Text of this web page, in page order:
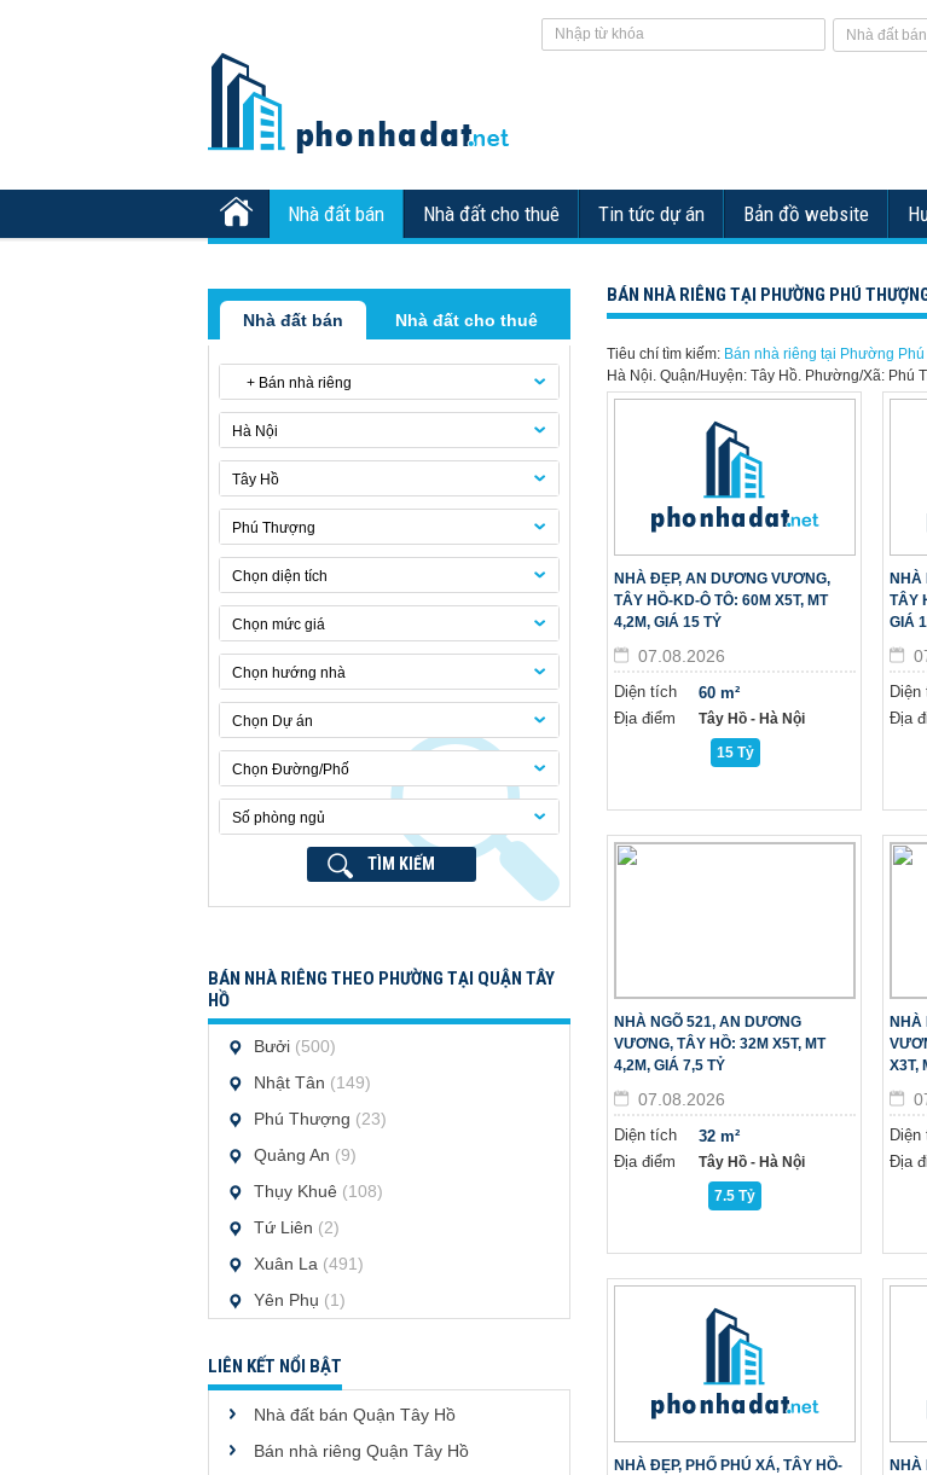
Nhà đất bán
Nhà đất bán Nhà đất cho thuê Tin tức dự án Bản đồ website
Nhà đất bán Nhà đất cho thuê
+ Bán nhà riêng
Hà Nội
Tây Hồ
Phú Thượng
Chọn diện tích
Chọn mức giá
Chọn hướng nhà
Chọn Dự án
Chọn Đường/Phố
Số phòng ngủ
TÌM KIẾM
BÁN NHÀ RIÊNG THEO PHƯỜNG TẠI QUẬN TÂY
HỒ
Bưởi (500)
Nhật Tân (149)
Phú Thượng (23)
Quảng An (9)
Thụy Khuê (108)
Tứ Liên (2)
Xuân La (491)
Yên Phụ (1)
LIÊN KẾT NỔI BẬT
Nhà đất bán Quận Tây Hồ
Bán nhà riêng Quận Tây Hồ
BÁN NHÀ RIÊNG TẠI PHƯỜNG PHÚ
Tiêu chí tìm kiếm: Bán nhà riêng tại Phường
Hà Nội. Quận/Huyện: Tây Hồ. Phường/Xã: Phú
NHÀ ĐẸP, AN DƯƠNG VƯƠNG,
TÂY HỒ-KD-Ô TÔ: 60M X5T, MT
4,2M, GIÁ 15 TỶ
07.08.2026
Diện tích
Địa điểm
60 m²
Tây Hồ - Hà Nội
15 Tỷ
NHÀ
TÂY
GIÁ
Địa
NHÀ NGÕ 521, AN DƯƠNG
VƯƠNG, TÂY HỒ: 32M X5T, MT
4,2M, GIÁ 7,5 TỶ
07.08.2026
Diện tích
Địa điểm
32 m²
Tây Hồ - Hà Nội
7.5 Tỷ
NHÀ
X3T,
Địa
NHÀ ĐẸP, PHỐ PHÚ XÁ, TÂY HỒ-
NHÀ